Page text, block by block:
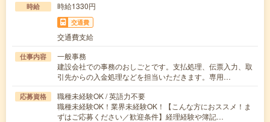
時給 時給1330円
交通費
交通費支給
仕事内容
一般事務
建設会社での事務のおしごとです。支払処理、伝票入力、取
引先からの入金処理などを担当いただきます。専用…
応募資格
職種未経験OK / 英語力不要
職種未経験OK！業界未経験OK！【こんな方におススメ！ま
ずはご応募ください／歓迎条件】経理経験や簿記…